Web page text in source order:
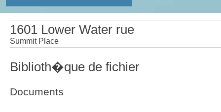
1601 Lower Water rue
Summit Place
Biblioth�que de fichier
Documents